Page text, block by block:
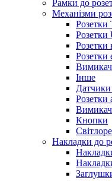
Рамки до
Механізми
Розетки
Розетки
Розетки
Розетки
Інше
Датчики
Розетки
Кнопки
Накладки до